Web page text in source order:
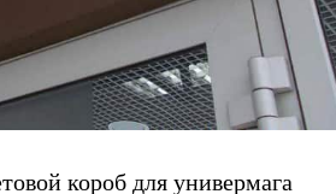
короб для универмага